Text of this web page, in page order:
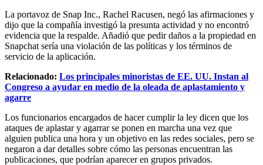
La portavoz de Snap Inc., Rachel Racusen, negó las afirmaciones y
dijo que la compañía investigó la presunta actividad y no encontró
evidencia que la respalde. Añadió que pedir daños a la propiedad en
Snapchat sería una violación de las políticas y los términos de
servicio de la aplicación.
Relacionado: Los principales minoristas de EE. UU. Instan al
Congreso a ayudar en medio de la oleada de aplastamiento y
agarre
Los funcionarios encargados de hacer cumplir la ley dicen que los
ataques de aplastar y agarrar se ponen en marcha una vez que
alguien publica una hora y un objetivo en las redes sociales, pero se
negaron a dar detalles sobre cómo las personas encuentran las
publicaciones, que podrían aparecer en grupos privados.